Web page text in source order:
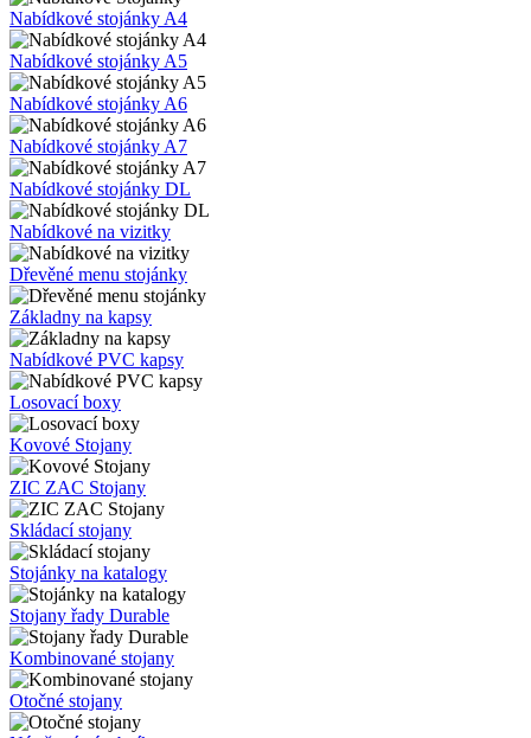
Nabídkové stojánky A4
Nabídkové stojánky A5
Nabídkové stojánky A6
Nabídkové stojánky A7
Nabídkové stojánky DL
Nabídkové na vizitky
Dřevěné menu stojánky
Základny na kapsy
Nabídkové PVC kapsy
Losovací boxy
Kovové Stojany
ZIC ZAC Stojany
Skládací stojany
Stojánky na katalogy
Stojany řady Durable
Kombinované stojany
Otočné stojany